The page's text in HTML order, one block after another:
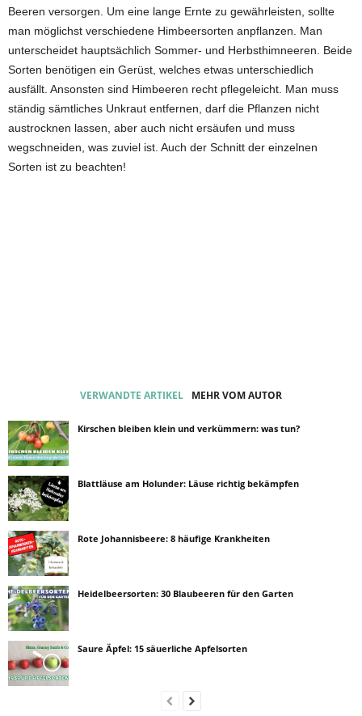
Beeren versorgen. Um eine lange Ernte zu gewährleisten, sollte
man möglichst verschiedene Himbeersorten anpflanzen. Man
unterscheidet hauptsächlich Sommer- und Herbsthimneeren. Beide
Sorten benötigen ein Gerüst, welches etwas unterschiedlich
ausfällt. Ansonsten sind Himbeeren recht pflegeleicht. Man muss
ständig sämtliches Unkraut entfernen, darf die Pflanzen nicht
austrocknen lassen, aber auch nicht ersäufen und muss
wegschneiden, was zuviel ist. Auch der Schnitt der einzelnen
Sorten ist zu beachten!
VERWANDTE ARTIKEL MEHR VOM AUTOR
Kirschen bleiben klein und verkümmern: was tun?
Blattläuse am Holunder: Läuse richtig bekämpfen
Rote Johannisbeere: 8 häufige Krankheiten
Heidelbeersorten: 30 Blaubeeren für den Garten
Saure Äpfel: 15 säuerliche Apfelsorten